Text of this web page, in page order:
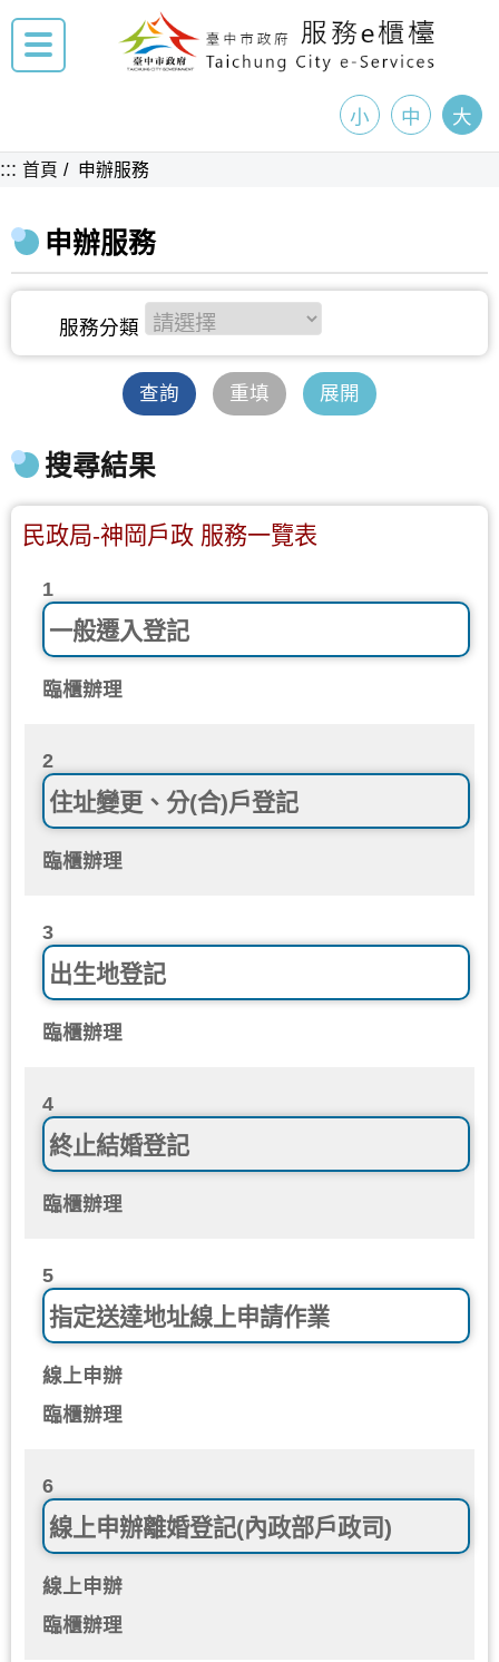
小 中 大
::: 首頁 申辦服務
申辦服務
查詢 重填 展開
搜尋結果
民政局-神岡戶政 服務一覽表
1
一般遷入登記
臨櫃辦理
2
住址變更、分(合)戶登記
臨櫃辦理
3
出生地登記
臨櫃辦理
4
終止結婚登記
臨櫃辦理
5
指定送達地址線上申請作業
線上申辦
臨櫃辦理
6
線上申辦離婚登記(內政部戶政司)
線上申辦
臨櫃辦理